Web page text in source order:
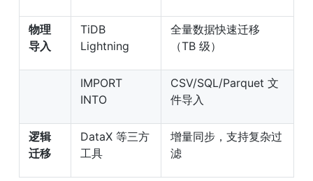
物理
导入
TiDB
Lightning
全量数据快速迁移
（TB 级）
IMPORT
INTO
CSV/SQL/Parquet 文
件导入
逻辑
迁移
DataX 等三方
工具
增量同步，支持复杂过
滤